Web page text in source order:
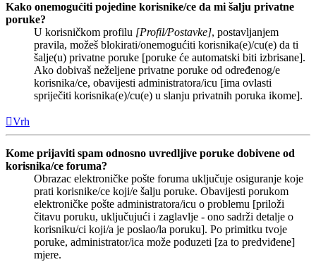
Kako onemogućiti pojedine korisnike/ce da mi šalju privatne
poruke?
U korisničkom profilu [Profil/Postavke], postavljanjem
pravila, možeš blokirati/onemogućiti korisnika(e)/cu(e) da ti
šalje(u) privatne poruke [poruke će automatski biti izbrisane].
Ako dobivaš neželjene privatne poruke od određenog/e
korisnika/ce, obavijesti administratora/icu [ima ovlasti
spriječiti korisnika(e)/cu(e) u slanju privatnih poruka ikome].
Vrh
Kome prijaviti spam odnosno uvredljive poruke dobivene od
korisnika/ce foruma?
Obrazac elektroničke pošte foruma uključuje osiguranje koje
prati korisnike/ce koji/e šalju poruke. Obavijesti porukom
elektroničke pošte administratora/icu o problemu [priloži
čitavu poruku, uključujući i zaglavlje - ono sadrži detalje o
korisniku/ci koji/a je poslao/la poruku]. Po primitku tvoje
poruke, administrator/ica može poduzeti [za to predviđene]
mjere.